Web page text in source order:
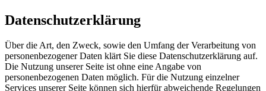
Datenschutzerklärung
Über die Art, den Zweck, sowie den Umfang der Verarbeitung von
personenbezogener Daten klärt Sie diese Datenschutzerklärung auf.
Die Nutzung unserer Seite ist ohne eine Angabe von
personenbezogenen Daten möglich. Für die Nutzung einzelner
Services unserer Seite können sich hierfür abweichende Regelungen